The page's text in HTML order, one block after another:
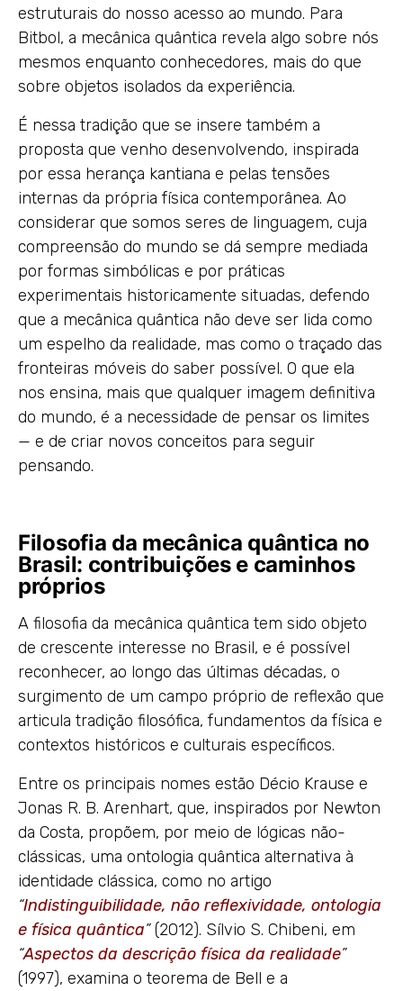
estruturais do nosso acesso ao mundo. Para
Bitbol, a mecânica quântica revela algo sobre nós
mesmos enquanto conhecedores, mais do que
sobre objetos isolados da experiência.
É nessa tradição que se insere também a
proposta que venho desenvolvendo, inspirada
por essa herança kantiana e pelas tensões
internas da própria física contemporânea. Ao
considerar que somos seres de linguagem, cuja
compreensão do mundo se dá sempre mediada
por formas simbólicas e por práticas
experimentais historicamente situadas, defendo
que a mecânica quântica não deve ser lida como
um espelho da realidade, mas como o traçado das
fronteiras móveis do saber possível. O que ela
nos ensina, mais que qualquer imagem definitiva
do mundo, é a necessidade de pensar os limites
— e de criar novos conceitos para seguir
pensando.
Filosofia da mecânica quântica no
Brasil: contribuições e caminhos
próprios
A filosofia da mecânica quântica tem sido objeto
de crescente interesse no Brasil, e é possível
reconhecer, ao longo das últimas décadas, o
surgimento de um campo próprio de reflexão que
articula tradição filosófica, fundamentos da física e
contextos históricos e culturais específicos.
Entre os principais nomes estão Décio Krause e
Jonas R. B. Arenhart, que, inspirados por Newton
da Costa, propõem, por meio de lógicas não-
clássicas, uma ontologia quântica alternativa à
identidade clássica, como no artigo
“Indistinguibilidade, não reflexividade, ontologia
e física quântica”(2012). Sílvio S. Chibeni, em
“Aspectos da descrição física da realidade”
(1997), examina o teorema de Bell e a